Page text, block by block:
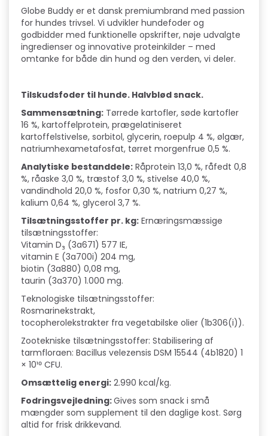
Globe Buddy er et dansk premiumbrand med passion
for hundes trivsel. Vi udvikler hundefoder og
godbidder med funktionelle opskrifter, nøje udvalgte
ingredienser og innovative proteinkilder – med
omtanke for både din hund og den verden, vi deler.
Tilskudsfoder til hunde. Halvblød snack.
Sammensætning: Tørrede kartofler, søde kartofler
16 %, kartoffelprotein, prægelatiniseret
kartoffelstivelse, sorbitol, glycerin, roepulp 4 %, ølgær,
natriumhexametafosfat, tørret morgenfrue 0,5 %.
Analytiske bestanddele: Råprotein 13,0 %, råfedt 0,8
%, råaske 3,0 %, træstof 3,0 %, stivelse 40,0 %,
vandindhold 20,0 %, fosfor 0,30 %, natrium 0,27 %,
kalium 0,64 %, glycerol 3,7 %.
Tilsætningsstoffer pr. kg: Ernæringsmæssige
tilsætningsstoffer:
Vitamin D₃ (3a671) 577 IE,
vitamin E (3a700i) 204 mg,
biotin (3a880) 0,08 mg,
taurin (3a370) 1.000 mg.
Teknologiske tilsætningsstoffer:
Rosmarinekstrakt,
tocopherolekstrakter fra vegetabilske olier (1b306(i)).
Zootekniske tilsætningsstoffer: Stabilisering af
tarmfloraen: Bacillus velezensis DSM 15544 (4b1820) 1
× 10¹⁰ CFU.
Omsættelig energi: 2.990 kcal/kg.
Fodringsvejledning:Gives som snack i små
mængder som supplement til den daglige kost. Sørg
altid for frisk drikkevand.